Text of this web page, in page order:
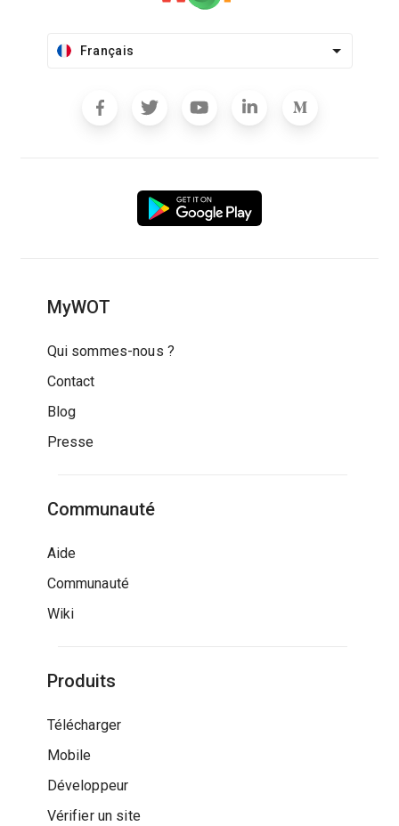
Français
MyWOT
Qui sommes-nous ?
Contact
Blog
Presse
Communauté
Aide
Communauté
Wiki
Produits
Télécharger
Mobile
Développeur
Vérifier un site